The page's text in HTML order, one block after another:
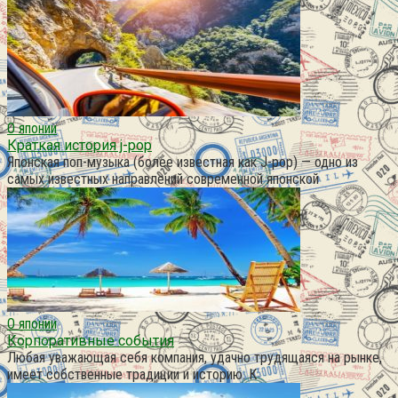
О японии
Краткая история j-pop
Японская поп-музыка (более известная как J-pop) — одно из
самых известных направлений современной японской
О японии
Корпоративные события
Любая уважающая себя компания, удачно трудящаяся на рынке,
имеет собственные традиции и историю. К